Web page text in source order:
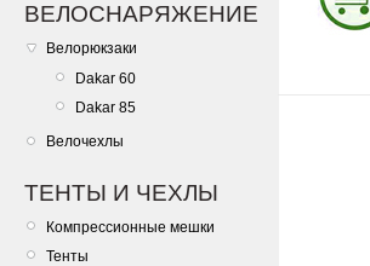
ВЕЛОСНАРЯЖЕНИЕ
Велорюкзаки
Dakar 60
Dakar 85
Велочехлы
ТЕНТЫ И ЧЕХЛЫ
Компрессионные мешки
Тенты